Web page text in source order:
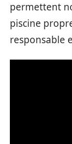
permettent
piscine
responsable